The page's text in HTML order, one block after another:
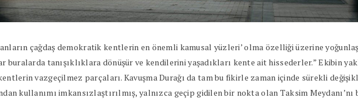
çağdaş demokratik kentlerin en önemli kamusal yüzleri’ olma özelliği üzerine
tanışıklıklara dönüşür ve kendilerini yaşadıkları kente ait hissederler.” Ekibin
vazgeçilmez parçaları. Kavuşma Durağı da tam bu fikirle zaman içinde sürekli
kullanımı imkansızlaştırılmış, yalnızca geçip gidilen bir nokta olan Taksim